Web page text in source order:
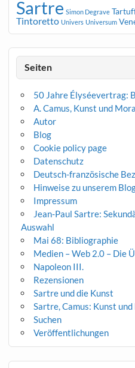
Sartre Simon Degrave
Tintoretto Univers Universum
Seiten
50 Jahre Élyséevertrag:
A. Camus, Kunst und
Autor
Blog
Cookie policy page
Datenschutz
Deutsch-französische
Hinweise zu unserem
Impressum
Jean-Paul Sartre:
Auswahl
Mai 68: Bibliographie
Medien – Web 2.0 – Die
Napoleon III.
Rezensionen
Sartre und die Kunst
Sartre, Camus: Kunst
Suchen
Veröffentlichungen